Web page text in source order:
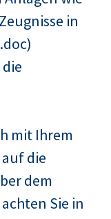
in
mit Ihrem
die
dem
Sie in